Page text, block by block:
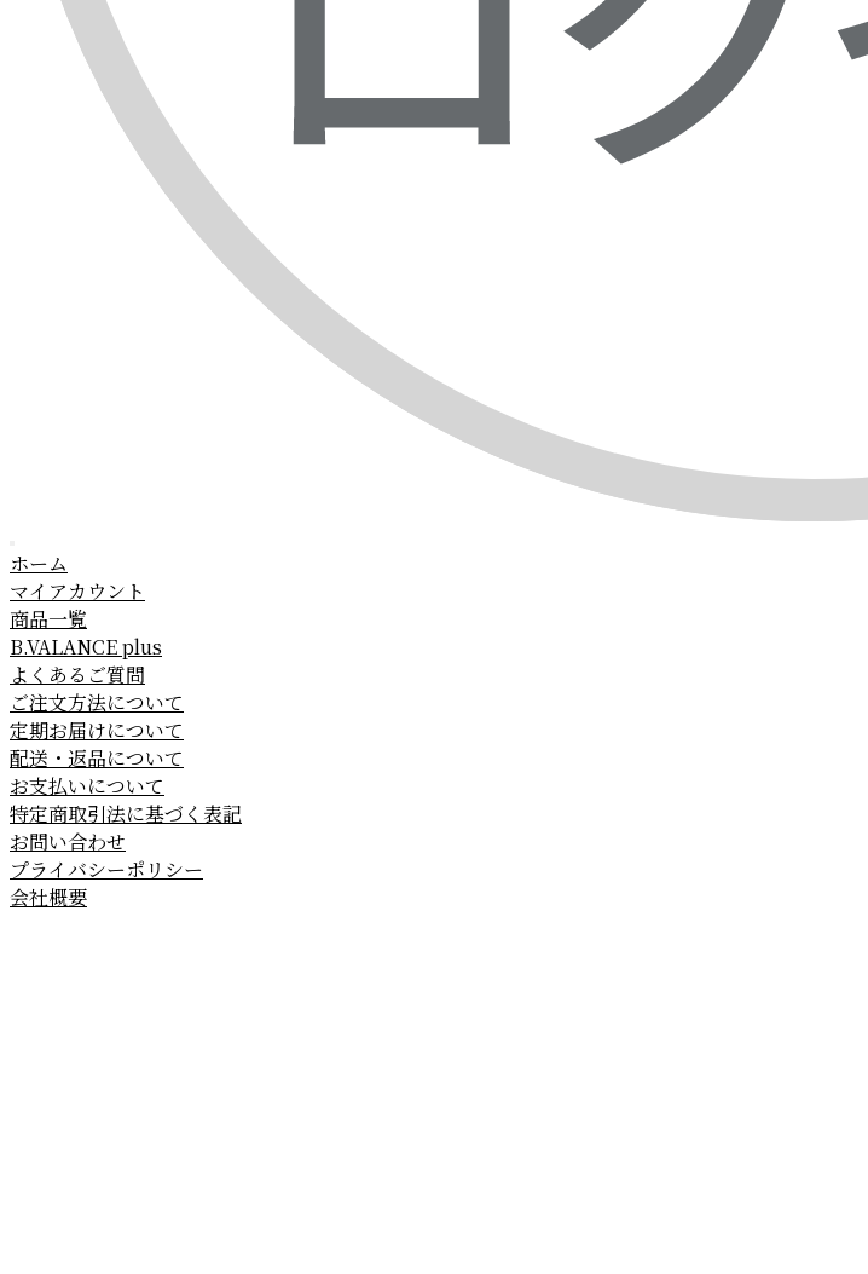
ホーム
マイアカウント
商品一覧
B.VALANCE plus
よくあるご質問
ご注文方法について
定期お届けについて
配送・返品について
お支払いについて
特定商取引法に基づく表記
お問い合わせ
プライバシーポリシー
会社概要